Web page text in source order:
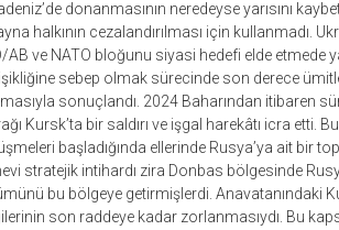
donanmasının neredeyse yarısını
halkının cezalandırılması için kullanmadı.
AB ve NATO bloğunu siyasi hedefi elde etmede
sebep olmak sürecinde son derece
sonuçlandı. 2024 Baharından itibaren
Kursk’ta bir saldırı ve işgal harekâtı icra etti.
başladığında ellerinde Rusya’ya ait bir
stratejik intihardı zira Donbas bölgesinde
bu bölgeye getirmişlerdi. Anavatanındaki
son raddeye kadar zorlanmasıydı. Bu